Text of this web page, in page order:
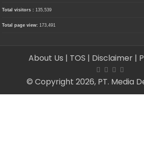
Total visitors : 135,539
Total page view: 173,491
About Us | TOS | Disclaimer |
© Copyright 2026, PT. Media